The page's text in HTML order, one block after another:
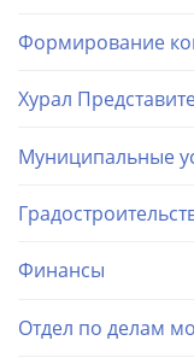
Формирование
Хурал
Муниципальные
Финансы
Отдел по делам